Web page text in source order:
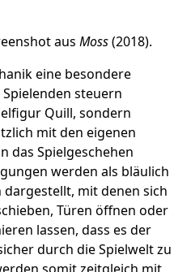
aus Moss(2018).
eine besondere
steuern
Quill, sondern
mit den eigenen
das Spielgeschehen
werden als bläulich
mit denen sich
Türen öffnen oder
lassen, dass es der
durch die Spielwelt zu